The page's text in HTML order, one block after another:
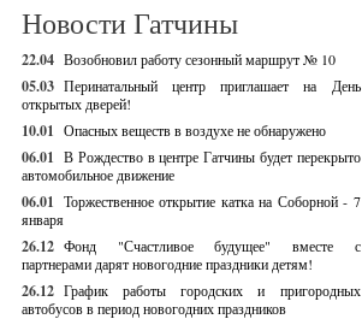
Новости Гатчины
22.04 Возобновил работу сезонный маршрут № 10
05.03 Перинатальный центр приглашает на День
открытых дверей!
10.01 Опасных веществ в воздухе не обнаружено
06.01 В Рождество в центре Гатчины будет перекрыто
автомобильное движение
06.01 Торжественное открытие катка на Соборной - 7
января
26.12 Фонд "Счастливое будущее" вместе с
партнерами дарят новогодние праздники детям!
26.12 График работы городских и пригородных
автобусов в период новогодних праздников